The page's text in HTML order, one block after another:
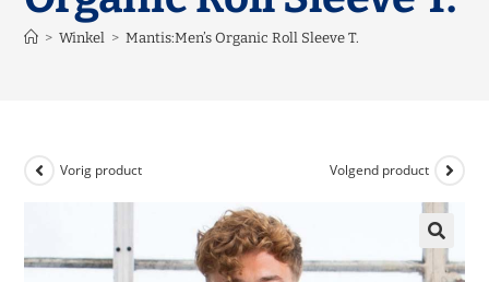
> Winkel > Mantis:Men’s Organic Roll Sleeve T.
Vorig product Volgend product